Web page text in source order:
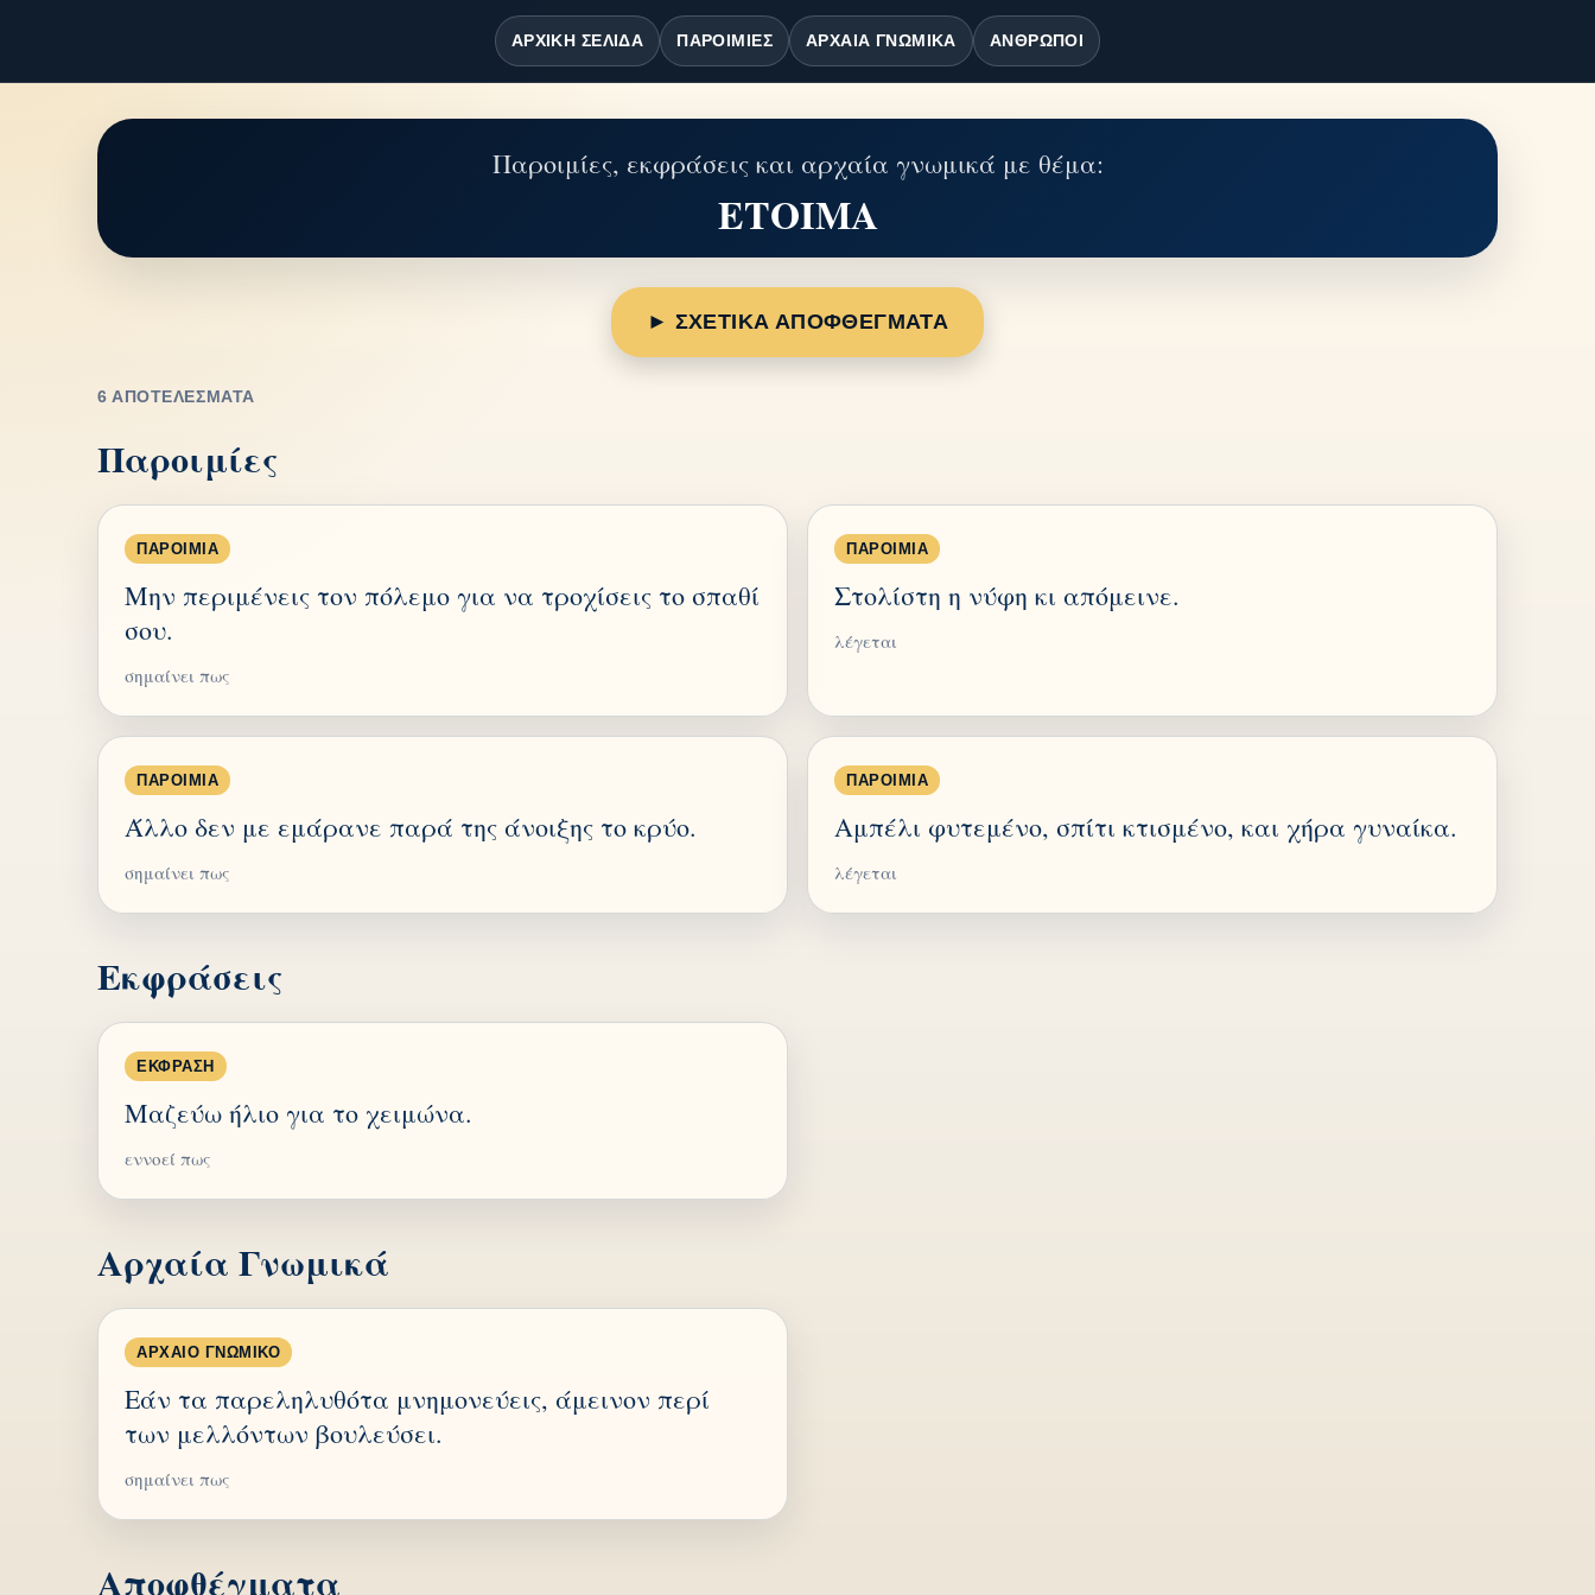
ΑΡΧΙΚΉ ΣΕΛΊΔΑ ΠΑΡΟΙΜΊΕΣ ΑΡΧΑΊΑ ΓΝΩΜΙΚΆ ΆΝΘΡΩΠΟΙ
Παροιμίες, εκφράσεις και αρχαία γνωμικά με θέμα:
ΕΤΟΙΜΑ
► ΣΧΕΤΙΚΑ ΑΠΟΦΘΕΓΜΑΤΑ
6 ΑΠΟΤΕΛΈΣΜΑΤΑ
Παροιμίες
ΠΑΡΟΙΜΊΑ
Μην περιμένεις τον πόλεμο για να τροχίσεις το σπαθί
σου.
σημαίνει πως
ΠΑΡΟΙΜΊΑ
Στολίστη η νύφη κι απόμεινε.
λέγεται
ΠΑΡΟΙΜΊΑ
Άλλο δεν με εμάρανε παρά της άνοιξης το κρύο.
σημαίνει πως
ΠΑΡΟΙΜΊΑ
Αμπέλι φυτεμένο, σπίτι κτισμένο, και χήρα γυναίκα.
λέγεται
Εκφράσεις
ΈΚΦΡΑΣΗ
Μαζεύω ήλιο για το χειμώνα.
εννοεί πως
Αρχαία Γνωμικά
ΑΡΧΑΊΟ ΓΝΩΜΙΚΌ
Εάν τα παρεληλυθότα μνημονεύεις, άμεινον περί
των μελλόντων βουλεύσει.
σημαίνει πως
Αποφθέγματα